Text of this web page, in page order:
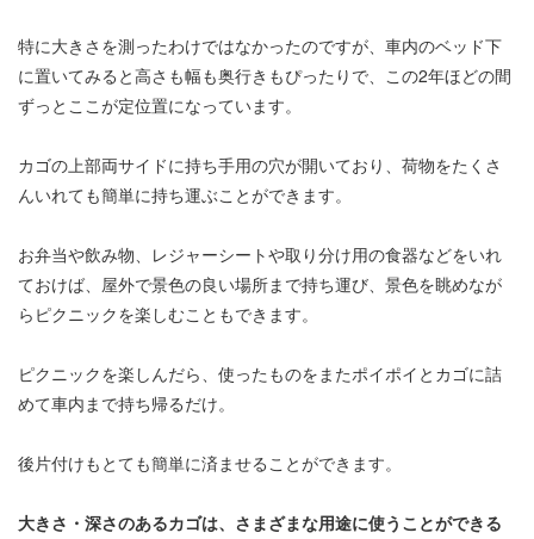
特に大きさを測ったわけではなかったのですが、車内のベッド下
に置いてみると高さも幅も奥行きもぴったりで、この2年ほどの間
ずっとここが定位置になっています。
カゴの上部両サイドに持ち手用の穴が開いており、荷物をたくさ
んいれても簡単に持ち運ぶことができます。
お弁当や飲み物、レジャーシートや取り分け用の食器などをいれ
ておけば、屋外で景色の良い場所まで持ち運び、景色を眺めなが
らピクニックを楽しむこともできます。
ピクニックを楽しんだら、使ったものをまたポイポイとカゴに詰
めて車内まで持ち帰るだけ。
後片付けもとても簡単に済ませることができます。
大きさ・深さのあるカゴは、さまざまな用途に使うことができる